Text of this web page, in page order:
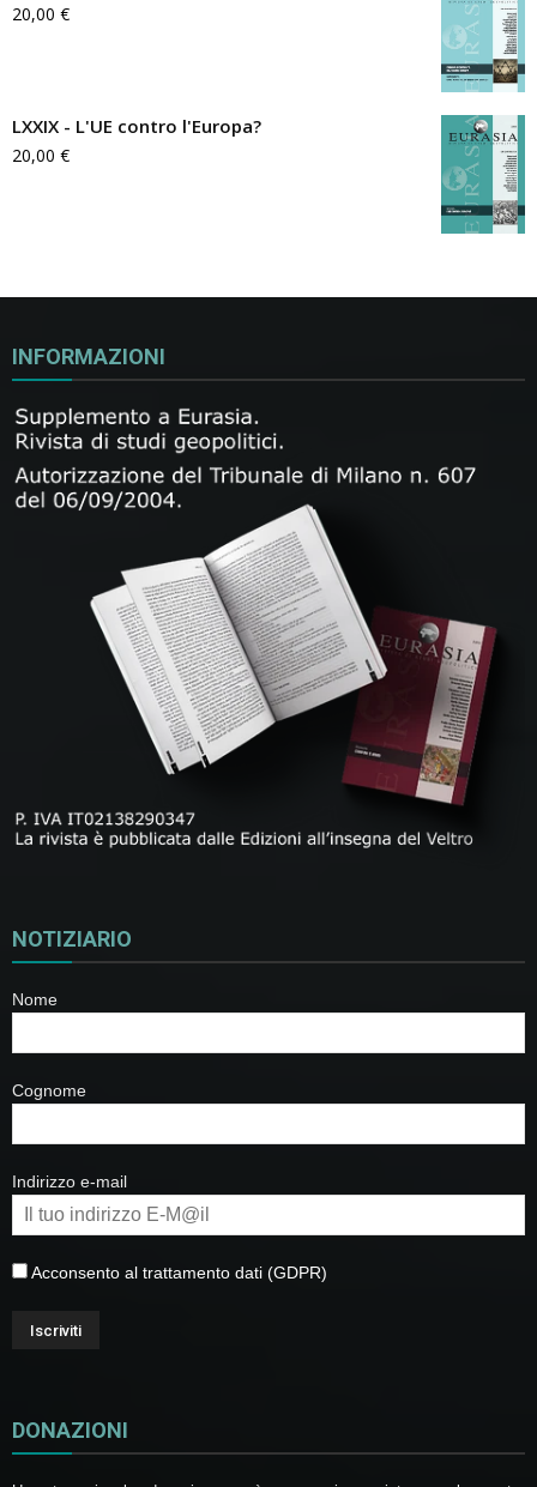
20,00 €
LXXIX - L'UE contro l'Europa?
20,00 €
INFORMAZIONI
NOTIZIARIO
Nome
Cognome
Indirizzo e-mail
Acconsento al trattamento dati (GDPR)
DONAZIONI